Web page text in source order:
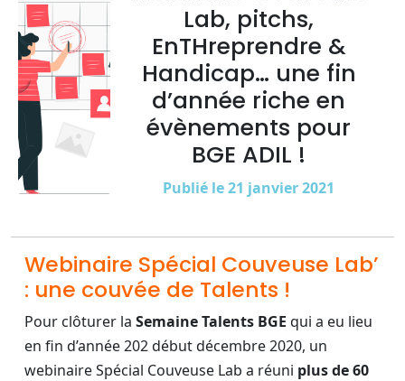
Lab, pitchs,
EnTHreprendre &
Handicap… une fin
d’année riche en
évènements pour
BGE ADIL !
Publié le 21 janvier 2021
Webinaire Spécial Couveuse Lab’
: une couvée de Talents !
Pour clôturer la Semaine Talents BGE qui a eu lieu
en fin d’année 202 début décembre 2020, un
webinaire Spécial Couveuse Lab a réuni plus de 60